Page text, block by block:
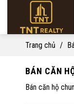
content
Trang chủ /
BÁN CĂN
Bán căn hộ